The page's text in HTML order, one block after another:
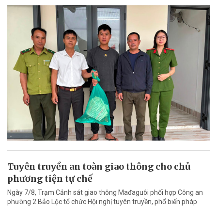
Tuyên truyền an toàn giao thông cho chủ
phương tiện tự chế
Ngày 7/8, Trạm Cảnh sát giao thông Mađaguôi phối hợp Công an
phường 2 Bảo Lộc tổ chức Hội nghị tuyên truyền, phổ biến pháp